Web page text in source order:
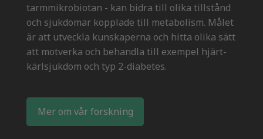
tarmmikrobiotan - kan bidra till olika tillstånd
och sjukdomar kopplade till metabolism. Målet
är att utveckla kunskaperna och hitta olika sätt
att motverka och behandla till exempel hjärt-
kärlsjukdom och typ 2-diabetes.
Mer om vår forskning